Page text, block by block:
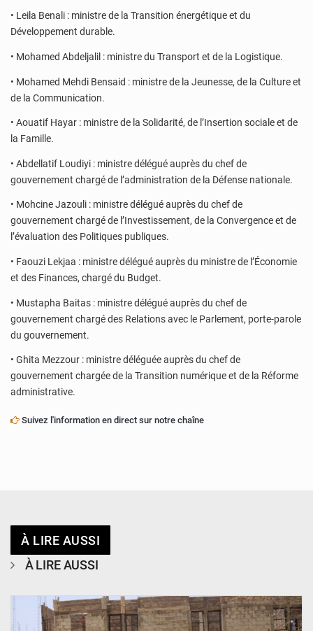
• Leila Benali : ministre de la Transition énergétique et du
Développement durable.
• Mohamed Abdeljalil : ministre du Transport et de la Logistique.
• Mohamed Mehdi Bensaid : ministre de la Jeunesse, de la Culture et
de la Communication.
• Aouatif Hayar : ministre de la Solidarité, de l’Insertion sociale et de
la Famille.
• Abdellatif Loudiyi : ministre délégué auprès du chef de
gouvernement chargé de l’administration de la Défense nationale.
• Mohcine Jazouli : ministre délégué auprès du chef de
gouvernement chargé de l’Investissement, de la Convergence et de
l’évaluation des Politiques publiques.
• Faouzi Lekjaa : ministre délégué auprès du ministre de l’Économie
et des Finances, chargé du Budget.
• Mustapha Baitas : ministre délégué auprès du chef de
gouvernement chargé des Relations avec le Parlement, porte-parole
du gouvernement.
• Ghita Mezzour : ministre déléguée auprès du chef de
gouvernement chargée de la Transition numérique et de la Réforme
administrative.
Suivez l'information en direct sur notre chaîne
À LIRE AUSSI
À LIRE AUSSI